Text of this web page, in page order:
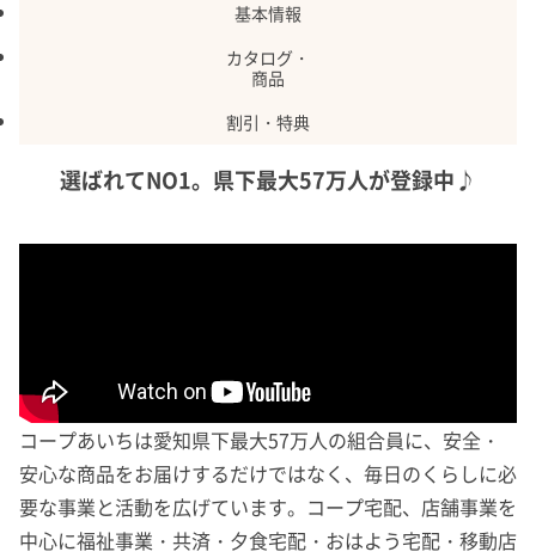
基本情報
カタログ・
商品
割引・特典
選ばれてNO1。県下最大57万人が登録中♪
コープあいちは愛知県下最大57万人の組合員に、安全・
安心な商品をお届けするだけではなく、毎日のくらしに必
要な事業と活動を広げています。コープ宅配、店舗事業を
中心に福祉事業・共済・夕食宅配・おはよう宅配・移動店